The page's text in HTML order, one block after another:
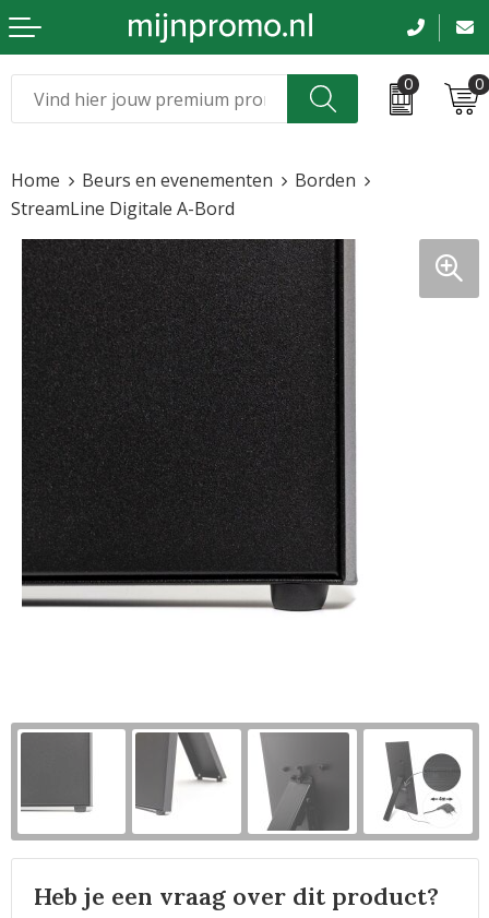
0 0
Kleding & caps
Sportkleding
Werkkleding
Tassen en reizen
Beurs en evenementen
Bloemen en planten
Horeca
Sinterklaas
Voetbal, EK en WK
Home Beurs en evenementen
Borden
StreamLine Digitale A-Bord
Heb je een vraag over dit product?